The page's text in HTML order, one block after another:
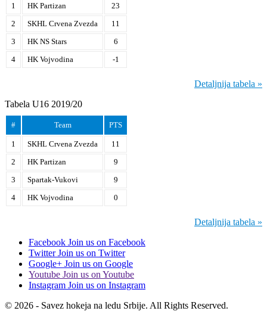
1 HK Partizan
23
2
SKHL Crvena Zvezda
11
3
HK NS Stars
6
4
HK Vojvodina -1
Detaljnija tabela »
Tabela U16 2019/20
# Team PTS
1 SKHL Crvena Zvezda
11
2
HK Partizan
9
3
Spartak-Vukovi
9
4
HK Vojvodina 0
Detaljnija tabela »
Facebook Join us on Facebook
Twitter Join us on Twitter
Google+ Join us on Google
Youtube Join us on Youtube
Instagram Join us on Instagram
© 2026 - Savez hokeja na ledu Srbije. All Rights Reserved.